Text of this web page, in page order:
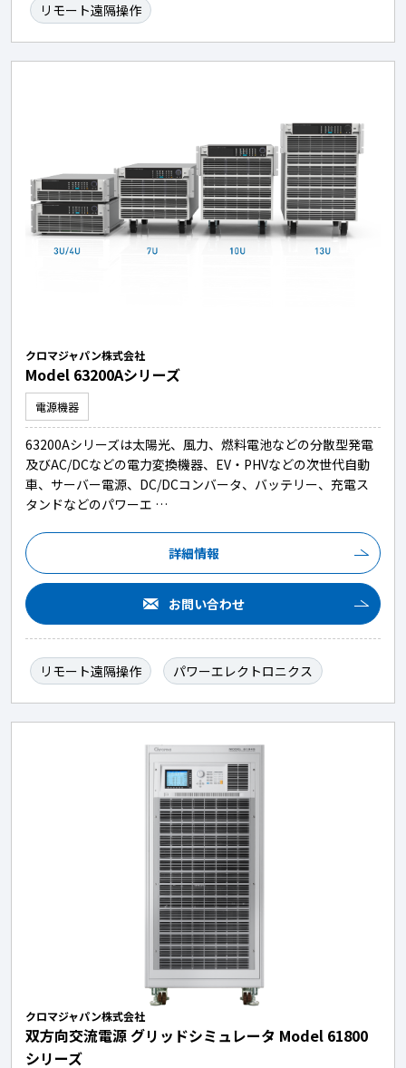
リモート遠隔操作
クロマジャパン株式会社
Model 63200Aシリーズ
電源機器
63200Aシリーズは太陽光、風力、燃料電池などの分散型発電
及びAC/DCなどの電力変換機器、EV・PHVなどの次世代自動
車、サーバー電源、DC/DCコンバータ、バッテリー、充電ス
タンドなどのパワーエ …
詳細情報
お問い合わせ
リモート遠隔操作 パワーエレクトロニクス
クロマジャパン株式会社
双方向交流電源 グリッドシミュレータ Model 61800
シリーズ